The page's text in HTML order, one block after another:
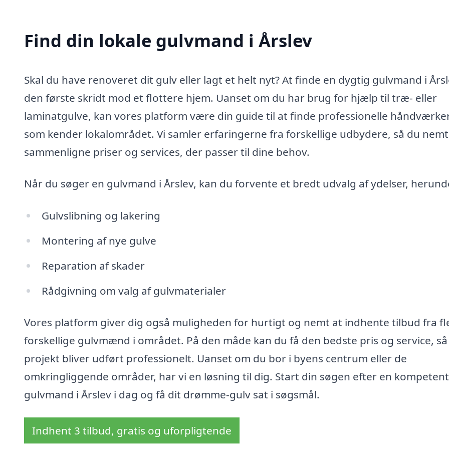
Find din lokale gulvmand i Årslev
Skal du have renoveret dit gulv eller lagt et helt nyt? At finde en dygtig gulvmand i
den første skridt mod et flottere hjem. Uanset om du har brug for hjælp til træ- eller
laminatgulve, kan vores platform være din guide til at finde professionelle
som kender lokalområdet. Vi samler erfaringerne fra forskellige udbydere, så du
sammenligne priser og services, der passer til dine behov.
Når du søger en gulvmand i Årslev, kan du forvente et bredt udvalg af ydelser,
Gulvslibning og lakering
Montering af nye gulve
Reparation af skader
Rådgivning om valg af gulvmaterialer
Vores platform giver dig også muligheden for hurtigt og nemt at indhente tilbud fra
forskellige gulvmænd i området. På den måde kan du få den bedste pris og service,
projekt bliver udført professionelt. Uanset om du bor i byens centrum eller de
omkringliggende områder, har vi en løsning til dig. Start din søgen efter en kompetent
gulvmand i Årslev i dag og få dit drømme-gulv sat i søgsmål.
Indhent 3 tilbud, gratis og uforpligtende